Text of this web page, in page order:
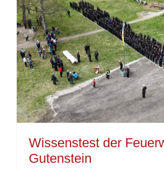
Wissenstest der
Gutenstein